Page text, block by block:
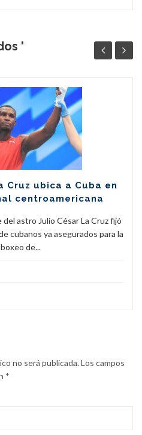
'
Cruz ubica a Cuba en
centroamericana
astro Julio César La Cruz fijó
cubanos ya asegurados para la
de...
no será publicada.Los campos
*